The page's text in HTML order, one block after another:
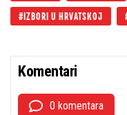
IZBORI U HRVATSKOJ
Komentari
0 komentara